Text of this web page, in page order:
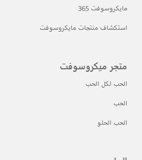
مايكروسوفت 365
استكشاف منتجات مايكروسوفت
متجر ميكروسوفت
الحب لكل الحب
الحب
الحب الحلو